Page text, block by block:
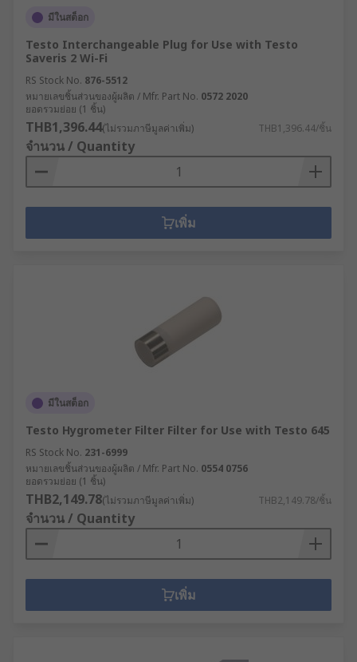
มีในสต็อก
Testo Interchangeable Plug for Use with Testo
Saveris 2 Wi-Fi
RS Stock No. 876-5512
หมายเลขชิ้นส่วนของผู้ผลิต / Mfr. Part No. 0572 2020
ยอดรวมย่อย (1 ชิ้น)
THB1,396.44(ไม่รวมภาษีมูลค่าเพิ่ม) THB1,396.44/ชิ้น
จำนวน / Quantity
เพิ่ม
มีในสต็อก
Testo Hygrometer Filter Filter for Use with Testo 645
RS Stock No. 231-6999
หมายเลขชิ้นส่วนของผู้ผลิต / Mfr. Part No. 0554 0756
ยอดรวมย่อย (1 ชิ้น)
THB2,149.78(ไม่รวมภาษีมูลค่าเพิ่ม) THB2,149.78/ชิ้น
จำนวน / Quantity
เพิ่ม